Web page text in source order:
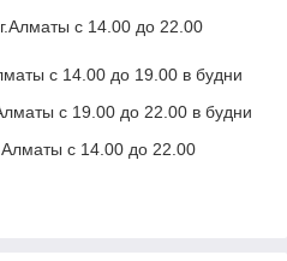
с 14.00 до 22.00
с 14.00 до 19.00 в будни
с 19.00 до 22.00 в будни
с 14.00 до 22.00